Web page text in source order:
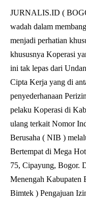
JURNALIS.ID (
wadah dalam
menjadi perhatian
khususnya Koperasi
ini tak lepas dari
Cipta Kerja yang di
penyederhanaan
pelaku Koperasi di
ulang terkait Nomor
Berusaha ( NIB )
Bertempat di Mega
75, Cipayung, Bogor.
Menengah Kabupaten
Bimtek ) Pengajuan